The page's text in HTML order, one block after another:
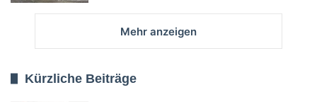
Mehr anzeigen
Kürzliche Beiträge